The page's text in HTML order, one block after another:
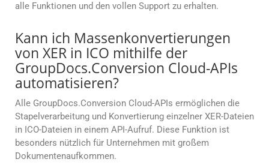
alle Funktionen und den vollen Support zu erhalten.
Kann ich Massenkonvertierungen
von XER in ICO mithilfe der
GroupDocs.Conversion Cloud-APIs
automatisieren?
Alle GroupDocs.Conversion Cloud-APIs ermöglichen die
Stapelverarbeitung und Konvertierung einzelner XER-Dateien
in ICO-Dateien in einem API-Aufruf. Diese Funktion ist
besonders nützlich für Unternehmen mit großem
Dokumentenaufkommen.